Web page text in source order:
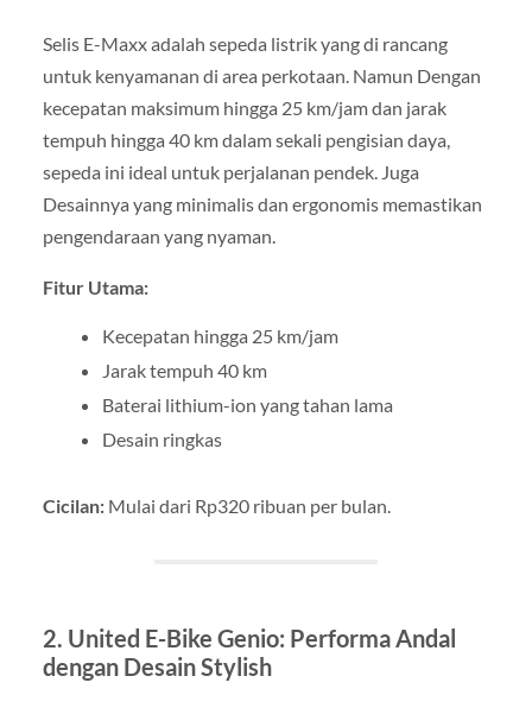
Selis E-Maxx adalah sepeda listrik yang di rancang
untuk kenyamanan di area perkotaan. Namun Dengan
kecepatan maksimum hingga 25 km/jam dan jarak
tempuh hingga 40 km dalam sekali pengisian daya,
sepeda ini ideal untuk perjalanan pendek. Juga
Desainnya yang minimalis dan ergonomis memastikan
pengendaraan yang nyaman.
Fitur Utama:
Kecepatan hingga 25 km/jam
Jarak tempuh 40 km
Baterai lithium-ion yang tahan lama
Desain ringkas
Cicilan:Mulai dari Rp320 ribuan per bulan.
2. United E-Bike Genio: Performa Andal
dengan Desain Stylish